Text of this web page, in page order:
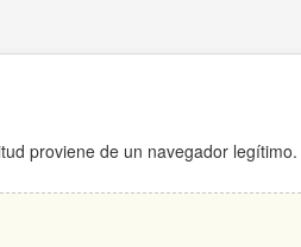
proviene de un navegador legítimo.